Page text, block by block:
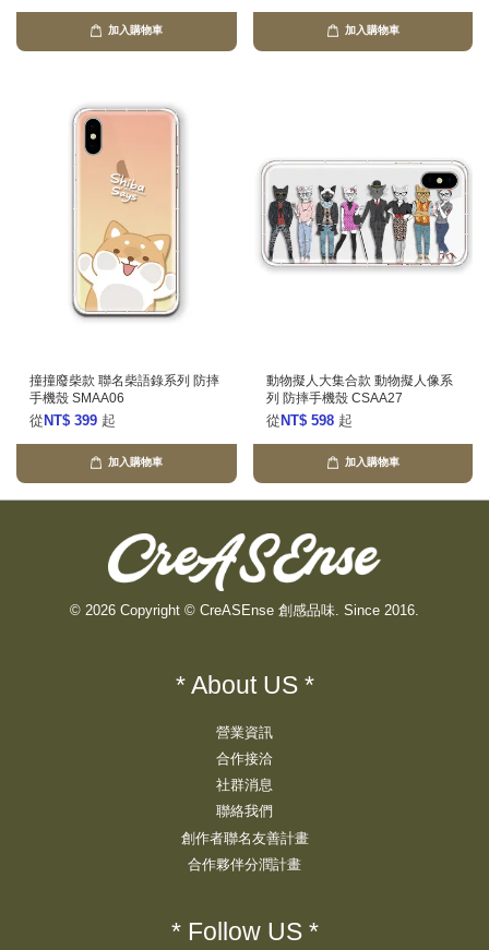
加入購物車 加入購物車
撞撞廢柴款 聯名柴語錄系列 防摔
手機殼 SMAA06
從 NT$ 399 起
加入購物車
動物擬人大集合款 動物擬人像系
列 防摔手機殼 CSAA27
從 NT$ 598 起
加入購物車
© 2026 Copyright © CreASEnse 創感品味. Since 2016.
* About US *
營業資訊
合作接洽
社群消息
聯絡我們
創作者聯名友善計畫
合作夥伴分潤計畫
* Follow US *